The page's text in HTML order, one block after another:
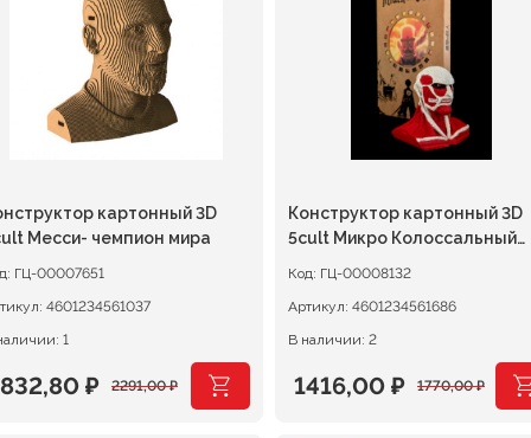
₽.
2291,00 ₽.
картонный 3D
Месси- чемпион мира
ГЦ-00007651
4601234561037
1
2291,00₽
₽
Конструктор картонный 3D
5cult Микро Колоссальный
Код: ГЦ-00008132
Артикул: 4601234561686
В наличии: 2
1770,00₽
Первоначальная
1416,00 ₽
Текущая